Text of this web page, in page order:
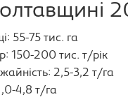
55-75 тис. га
150-200 тис. т/рік
2,5-3,2 т/га
4,8 т/га